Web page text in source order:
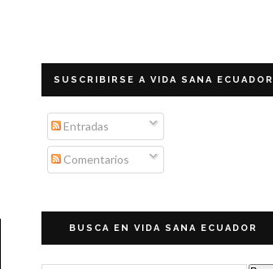
SUSCRIBIRSE A VIDA SANA ECUADOR
Entradas
Comentarios
BUSCA EN VIDA SANA ECUADOR